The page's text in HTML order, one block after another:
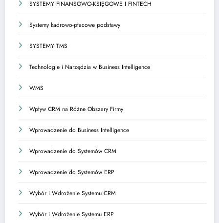
SYSTEMY FINANSOWO-KSIĘGOWE I FINTECH
Systemy kadrowo-płacowe podstawy
SYSTEMY TMS
Technologie i Narzędzia w Business Intelligence
WMS
Wpływ CRM na Różne Obszary Firmy
Wprowadzenie do Business Intelligence
Wprowadzenie do Systemów CRM
Wprowadzenie do Systemów ERP
Wybór i Wdrożenie Systemu CRM
Wybór i Wdrożenie Systemu ERP